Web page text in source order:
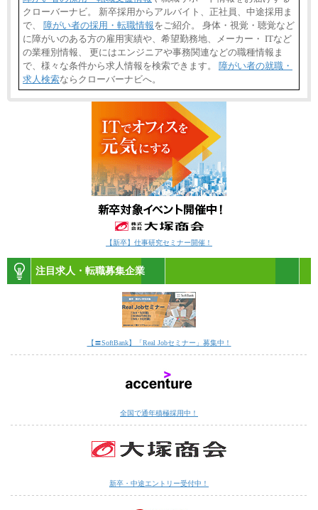
クローバーナビ。 新卒採用からアルバイト、正社員、中途採用ま
で、 障がい者の採用・転職情報をご紹介。 身体・視覚・聴覚など
に障がいのある方の雇用実績や、希望勤務地、メーカー・ ITなど
の業種別情報、 更にはエンジニアや事務関連などの職種情報ま
で、様々な条件から求人情報を検索できます。 障がい者の就職・
求人検索ならクローバーナビへ。
【新卒】仕事研究セミナー開催！
注目求人・転職募集企業
【〓SoftBank】「Real Jobセミナー」募集中！
全国で通年積極採用中！
新卒・中途エントリー受付中！